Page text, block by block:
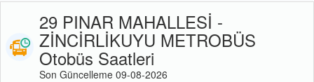
29 PINAR MAHALLESİ -
ZİNCİRLİKUYU METROBÜS
Otobüs Saatleri
Son Güncelleme 09-08-2026